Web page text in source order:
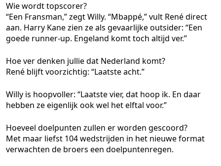
Wie wordt topscorer?
“Een Fransman,” zegt Willy. “Mbappé,” vult René direct
aan. Harry Kane zien ze als gevaarlijke outsider: “Een
goede runner-up. Engeland komt toch altijd ver.”
Hoe ver denken jullie dat Nederland komt?
René blijft voorzichtig: “Laatste acht.”
Willy is hoopvoller: “Laatste vier, dat hoop ik. En daar
hebben ze eigenlijk ook wel het elftal voor.”
Hoeveel doelpunten zullen er worden gescoord?
Met maar liefst 104 wedstrijden in het nieuwe format
verwachten de broers een doelpuntenregen.